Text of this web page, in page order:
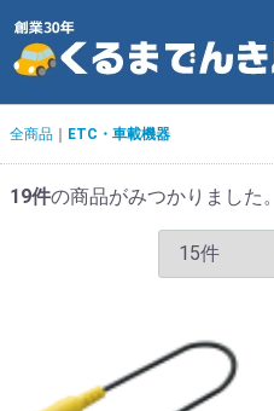
全商品 ETC・車載機器
19件の商品がみつかりました。